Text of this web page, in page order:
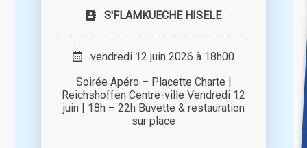
S'FLAMKUECHE HISELE
vendredi 12 juin 2026 à 18h00
Soirée Apéro – Placette Charte |
Reichshoffen Centre-ville Vendredi 12
juin | 18h – 22h Buvette & restauration
sur place